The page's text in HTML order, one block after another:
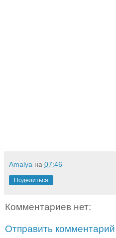
Amalya на 07:46
Поделиться
Комментариев нет:
Отправить комментарий